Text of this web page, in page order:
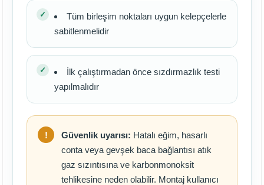
Tüm birleşim noktaları uygun kelepçelerle
sabitlenmelidir
İlk çalıştırmadan önce sızdırmazlık testi
yapılmalıdır
Güvenlik uyarısı: Hatalı eğim, hasarlı
conta veya gevşek baca bağlantısı atık
gaz sızıntısına ve karbonmonoksit
tehlikesine neden olabilir. Montaj kullanıcı